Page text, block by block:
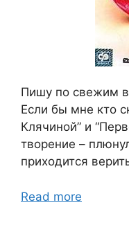
Пишу по свежим
Если бы мне кто
Клячиной” и
творение –
приходится
Read more